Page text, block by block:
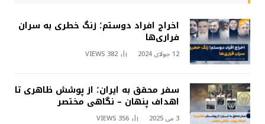
اخراج افراد دوستم؛ زنگ خطری به سران
فراری‌ها
12 جولای 2024 382
VIEWS
سفر محقق به ایران؛ از پوشش ظاهری تا
اهداف پنهان – نگاهی مختصر
3 می 2025 356
VIEWS